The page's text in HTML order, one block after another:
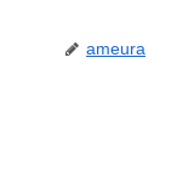
ameura